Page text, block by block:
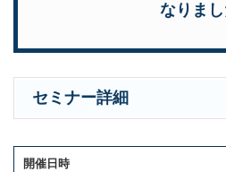
なりま
セミナー詳細
開催日時